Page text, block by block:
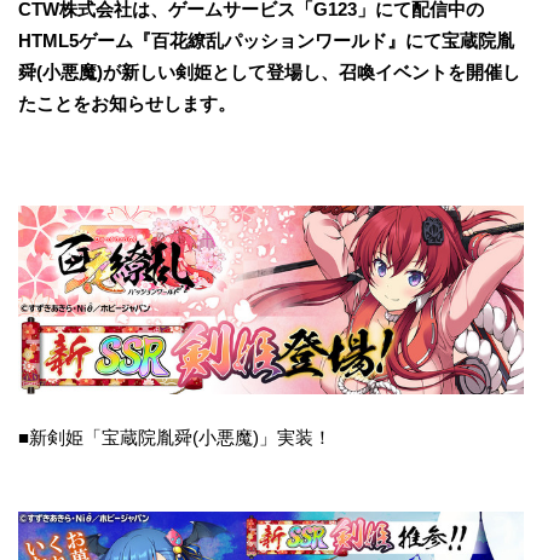
CTW株式会社は、ゲームサービス「G123」にて配信中の
HTML5ゲーム『百花繚乱パッションワールド』にて宝蔵院胤
舜(小悪魔)が新しい剣姫として登場し、召喚イベントを開催し
たことをお知らせします。
■新剣姫「宝蔵院胤舜(小悪魔)」実装！